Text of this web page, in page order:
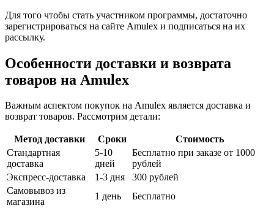
Для того чтобы стать участником программы, достаточно
зарегистрироваться на сайте Amulex и подписаться на их
рассылку.
Особенности доставки и возврата
товаров на Amulex
Важным аспектом покупок на Amulex является доставка и
возврат товаров. Рассмотрим детали:
Метод доставки Сроки
Стоимость
Стандартная
доставка
5-10
дней
Бесплатно при заказе от 1000
рублей
Экспресс-доставка
1-3 дня
300 рублей
Самовывоз из
магазина
1 день Бесплатно